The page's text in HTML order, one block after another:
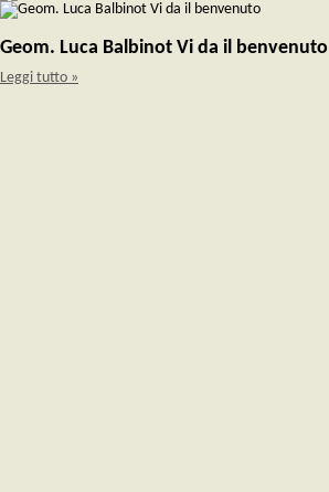
Geom. Luca Balbinot Vi da il benvenuto
Leggi tutto »